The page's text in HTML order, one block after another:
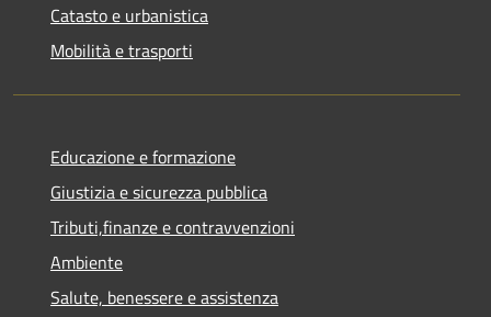
Catasto e urbanistica
Mobilità e trasporti
Educazione e formazione
Giustizia e sicurezza pubblica
Tributi,finanze e contravvenzioni
Ambiente
Salute, benessere e assistenza